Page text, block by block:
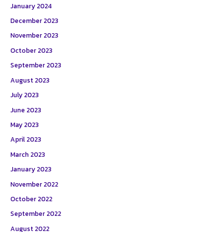
January 2024
December 2023
November 2023
October 2023
September 2023
August 2023
July 2023
June 2023
May 2023
April 2023
March 2023
January 2023
November 2022
October 2022
September 2022
August 2022